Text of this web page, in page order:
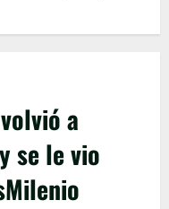
a
se le vio